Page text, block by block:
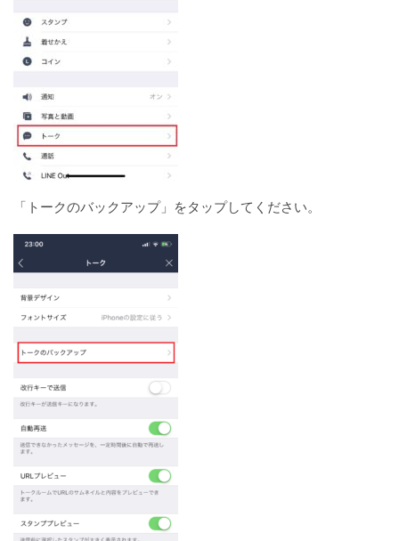
「トークのバックアップ」をタップしてください。